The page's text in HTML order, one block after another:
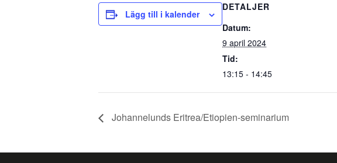
Lägg till i kalender
DETALJER
Datum:
9 april 2024
Tid:
13:15 - 14:45
Johannelunds Eritrea/Etiopien-seminarium